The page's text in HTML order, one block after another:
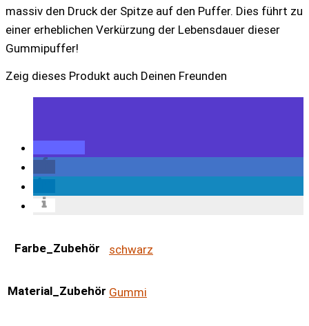
massiv den Druck der Spitze auf den Puffer. Dies führt zu
einer erheblichen Verkürzung der Lebensdauer dieser
Gummipuffer!
Zeig dieses Produkt auch Deinen Freunden
Farbe_Zubehör schwarz
Material_Zubehör Gummi